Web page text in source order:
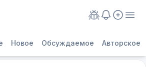
Новое Обсуждаемое Авторское